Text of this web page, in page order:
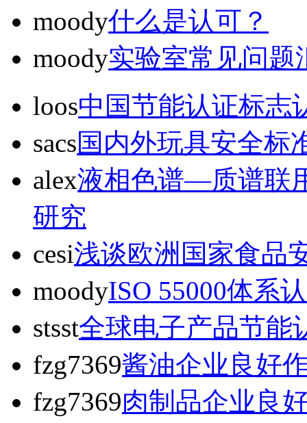
moody什么是认可？
moody实验室常见问题
loos中国节能认证标志
sacs国内外玩具安全标
alex液相色谱—质谱联
研究
cesi浅谈欧洲国家食品
moodyISO 55000体系
stsst全球电子产品节能
fzg7369酱油企业良好
fzg7369肉制品企业良